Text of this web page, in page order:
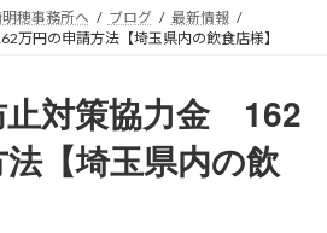
穂事務所へ ブログ
最新情報
万円の申請方法【埼玉県内の飲食店様】
止対策協力金 162
【埼玉県内の飲